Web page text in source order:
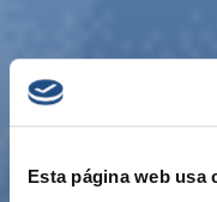
Esta página web usa